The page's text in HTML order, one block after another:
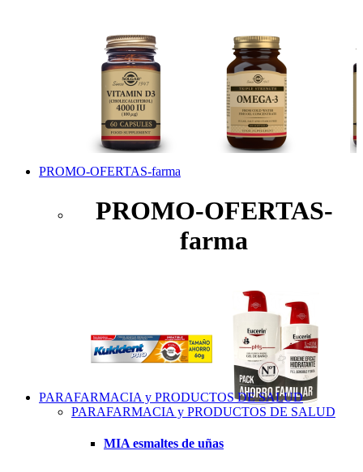
PROMO-OFERTAS-farma
PROMO-OFERTAS-
farma
PARAFARMACIA y PRODUCTOS DE SALUD
PARAFARMACIA y PRODUCTOS DE SALUD
MIA esmaltes de uñas